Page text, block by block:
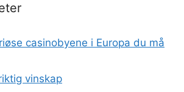
casinobyene i Europa du må
vinskap